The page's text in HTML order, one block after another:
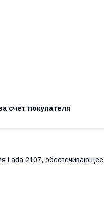
счет покупателя
Lada 2107, обеспечивающее